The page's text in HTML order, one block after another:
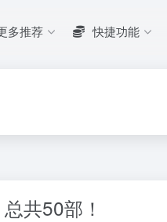
多推荐 快捷功能
共50部！